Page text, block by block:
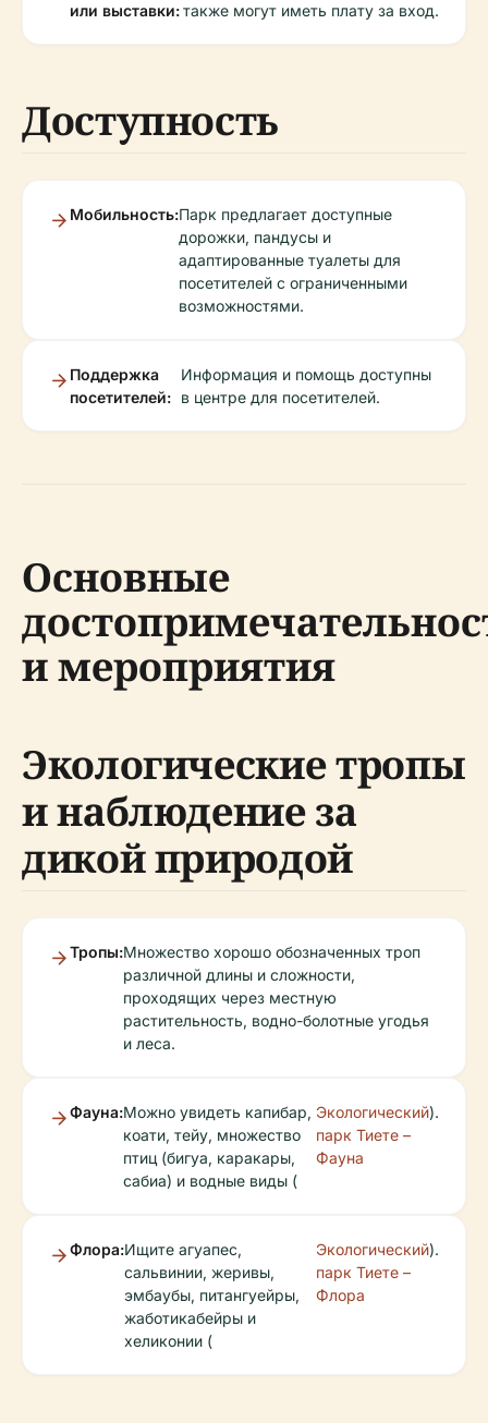
или выставки:также могут иметь плату за вход.
Доступность
Мобильность:Парк предлагает доступные
дорожки, пандусы и
адаптированные туалеты для
посетителей с ограниченными
возможностями.
Поддержка
посетителей:
Информация и помощь доступны
в центре для посетителей.
Основные
и мероприятия
Экологические тропы
и наблюдение за
дикой природой
Тропы:Множество хорошо обозначенных троп
различной длины и сложности,
проходящих через местную
растительность, водно-болотные угодья
и леса.
Фауна:Можно увидеть капибар,
коати, тейу, множество
птиц (бигуа, каракары,
сабиа) и водные виды (
Экологический
парк Тиете –
Фауна
).
Флора:Ищите агуапес,
сальвинии, жеривы,
эмбаубы, питангуейры,
жаботикабейры и
хеликонии (
Экологический
парк Тиете –
Флора
).